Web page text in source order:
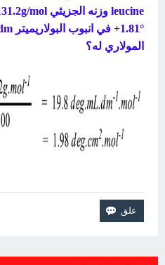
المولاري له؟